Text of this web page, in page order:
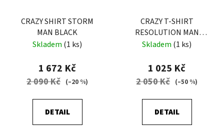
CRAZY SHIRT STORM
MAN BLACK
Skladem (1 ks)
1 672 Kč
2 090 Kč (–20 %)
DETAIL
CRAZY T-SHIRT
RESOLUTION MAN
ZENITH-BLUE
Skladem (1 ks)
1 025 Kč
2 050 Kč (–50 %)
DETAIL